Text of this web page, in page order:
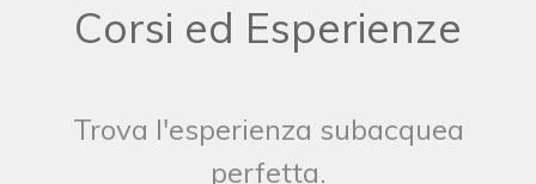
Corsi ed Esperienze
Trova l'esperienza subacquea
perfetta.